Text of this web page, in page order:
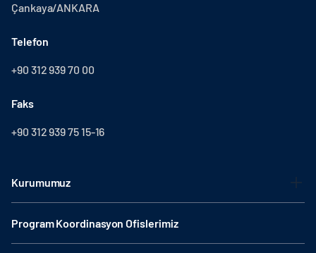
Çankaya/ANKARA
Telefon
+90 312 939 70 00
Faks
+90 312 939 75 15-16
Kurumumuz
Program Koordinasyon Ofislerimiz